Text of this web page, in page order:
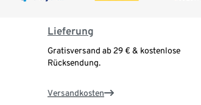
Lieferung
Gratisversand ab 29 € & kostenlose
Rücksendung.
Versandkosten